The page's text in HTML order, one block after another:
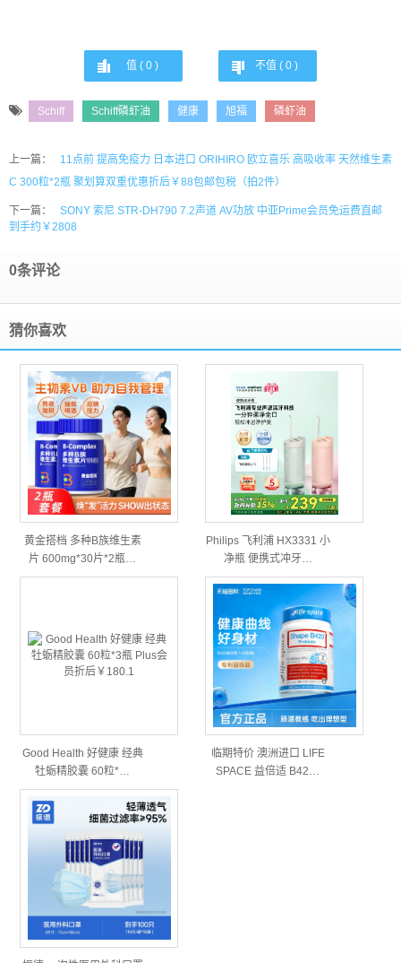
值 ( 0 ) 不值 ( 0 )
Schiff Schiff磷虾油 健康 旭福 磷虾油
上一篇：
11点前 提高免疫力 日本进口 ORIHIRO 欧立喜乐 高吸收率 天然维生素
C 300粒*2瓶 聚划算双重优惠折后￥88包邮包税（拍2件）
下一篇：
SONY 索尼 STR-DH790 7.2声道 AV功放 中亚Prime会员免运费直邮
到手约￥2808
0条评论
猜你喜欢
黄金搭档 多种B族维生素
片 600mg*30片*2瓶…
Philips 飞利浦 HX3331 小
净瓶 便携式冲牙…
Good Health 好健康 经典
牡蛎精胶囊 60粒*…
临期特价 澳洲进口 LIFE
SPACE 益倍适 B42…